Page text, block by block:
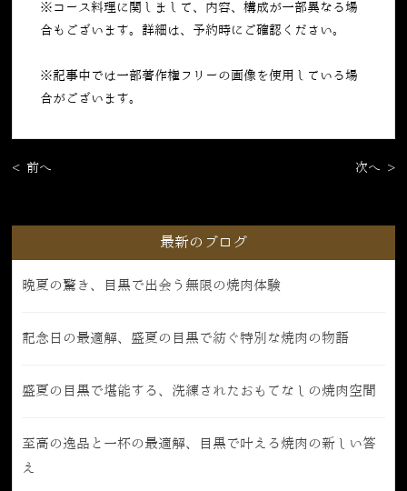
※コース料理に関しまして、内容、構成が一部異なる場
合もございます。詳細は、予約時にご確認ください。
※記事中では一部著作権フリーの画像を使用している場
合がございます。
< 前へ 次へ >
最新のブログ
晩夏の驚き、目黒で出会う無限の焼肉体験
記念日の最適解、盛夏の目黒で紡ぐ特別な焼肉の物語
盛夏の目黒で堪能する、洗練されたおもてなしの焼肉空間
至高の逸品と一杯の最適解、目黒で叶える焼肉の新しい答
え